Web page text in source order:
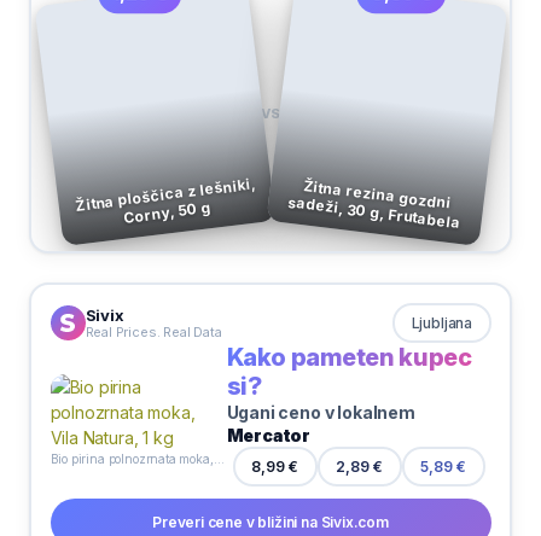
Žitna ploščica z lešniki,
Corny, 50 g
VS
Žitna rezina gozdni sadeži, 30 g, Frutabela
Sivix
Real Prices. Real Data Ljubljana
Kako pameten kupec
si?
Ugani ceno v lokalnem
Mercator
8,99 € 2,89 € 5,89 €
Preveri cene v bližini na Sivix.com